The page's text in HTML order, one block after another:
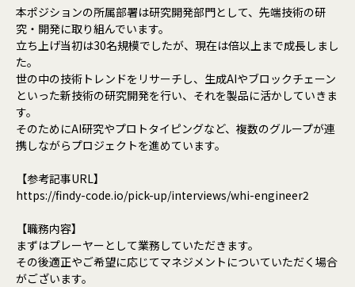
本ポジションの所属部署は研究開発部門として、先端技術の研
究・開発に取り組んでいます。
立ち上げ当初は30名規模でしたが、現在は倍以上まで成長しまし
た。
世の中の技術トレンドをリサーチし、生成AIやブロックチェーン
といった新技術の研究開発を行い、それを製品に活かしていきま
す。
そのためにAI研究やプロトタイピングなど、複数のグループが連
携しながらプロジェクトを進めています。
【参考記事URL】
https://findy-code.io/pick-up/interviews/whi-engineer2
【職務内容】
まずはプレーヤーとして業務していただきます。
その後適正やご希望に応じてマネジメントについていただく場合
がございます。